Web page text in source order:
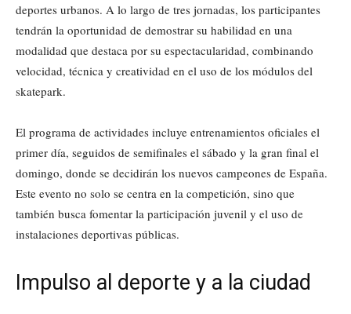
deportes urbanos. A lo largo de tres jornadas, los participantes
tendrán la oportunidad de demostrar su habilidad en una
modalidad que destaca por su espectacularidad, combinando
velocidad, técnica y creatividad en el uso de los módulos del
skatepark.
El programa de actividades incluye entrenamientos oficiales el
primer día, seguidos de semifinales el sábado y la gran final el
domingo, donde se decidirán los nuevos campeones de España.
Este evento no solo se centra en la competición, sino que
también busca fomentar la participación juvenil y el uso de
instalaciones deportivas públicas.
Impulso al deporte y a la ciudad